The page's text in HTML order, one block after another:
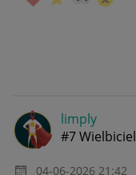
limply
#7 Wielbiciel
‎04-06-2026 21:42